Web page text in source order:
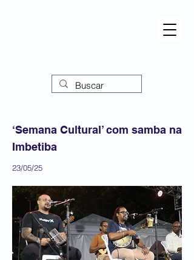
‘Semana Cultural’ com samba na
Imbetiba
23/05/25